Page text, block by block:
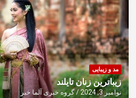
مد و زیبایی
زیباترین زنان تایلند
نوامبر 3, 2024 گروه خبری آلما خبر